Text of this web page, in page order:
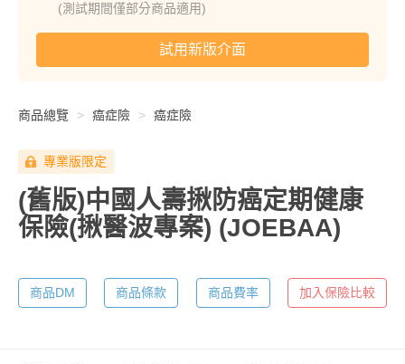
(測試期間僅部分商品適用)
試用新版介面
商品總覽 癌症險 癌症險
專業版限定
(舊版)中國人壽揪防癌定期健康
保險(揪醫波專案) (JOEBAA)
商品DM 商品條款 商品費率 加入保險比較